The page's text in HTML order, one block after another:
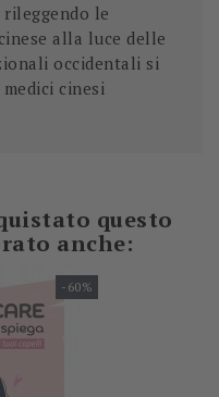
le
alla luce delle
occidentali si
cinesi
questo
anche:
-60%